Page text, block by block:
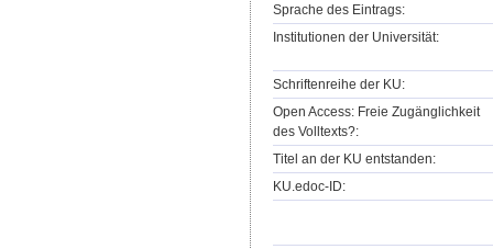
Sprache des Eintrags:
Institutionen der Universität:
Schriftenreihe der KU:
Open Access: Freie Zugänglichkeit
des Volltexts?:
Titel an der KU entstanden:
KU.edoc-ID: